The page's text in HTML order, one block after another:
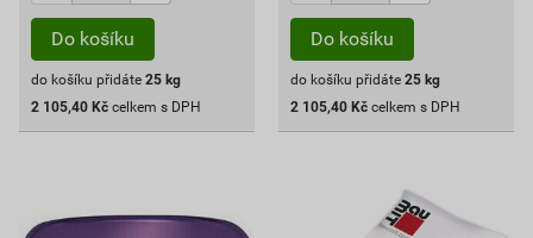
Do košíku
do košíku přidáte 25 kg
2 105,40 Kč celkem s DPH
Do košíku
do košíku přidáte 25 kg
2 105,40 Kč celkem s DPH